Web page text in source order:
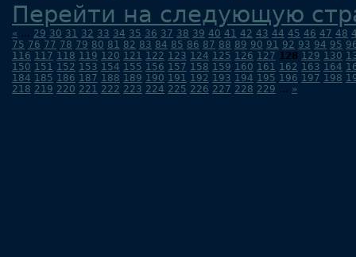
Перейти на следующую
« ... 29 30 31 32 33 34 35 36 37 38 39 40 41 42 43 44 45 46 47 48
75 76 77 78 79 80 81 82 83 84 85 86 87 88 89 90 91 92 93 94 95
116 117 118 119 120 121 122 123 124 125 126 127 128 129 130
150 151 152 153 154 155 156 157 158 159 160 161 162 163 164
184 185 186 187 188 189 190 191 192 193 194 195 196 197 198
218 219 220 221 222 223 224 225 226 227 228 229 ... »